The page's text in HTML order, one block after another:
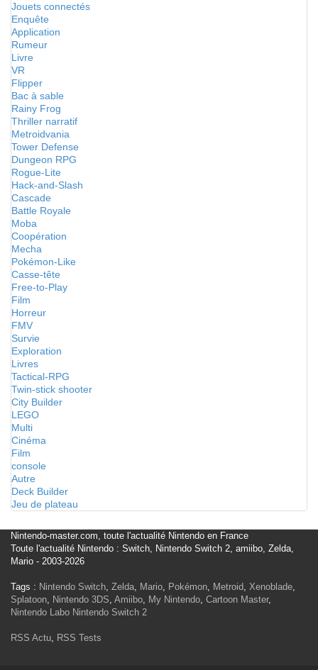
Jouets connectés
Enquête
Application
Rumeur
Livre
VR
Flipper
Bac à sable
Rainy Frog
Thriller narratif
Metroidvania
Tower Defense
Dungeon RPG
Rogue-Lite
Hack-and-Slash
Cascade
Battle Royale
Moba
Coopération
Mecha
Pokémon-Like
Casse-tête
Free-to-Play
Film
Horreur
FMV
Survie
Exploration
Livres
Tactical-RPG
Twin-stick shooter
City Builder
LEGO
Multi
Cinéma
Film
console
Autre
Deck Builder
Jeu de plateau
Nintendo-master.com, toute l'actualité Nintendo en France
Toute l'actualité Nintendo : Switch, Nintendo Switch 2, amiibo, Zelda,
Mario - 2003-2026
Tags : Nintendo Switch, Zelda, Mario, Pokémon, Metroid, Xenoblade,
Splatoon, Nintendo 3DS, Amiibo, My Nintendo, Cartoon Master,
Nintendo Labo Nintendo Switch 2
RSS Actu, RSS Tests